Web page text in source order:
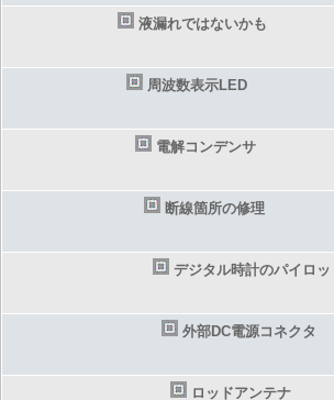
液漏れではないかも
周波数表示LED
電解コンデンサ
断線箇所の修理
デジタル時計のパイロ
外部DC電源コネクタ
ロッドアンテナ